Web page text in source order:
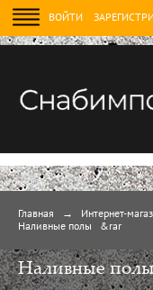
ВОЙТИ
Главная → Интернет-
Наливные полы
&rar
Наливные